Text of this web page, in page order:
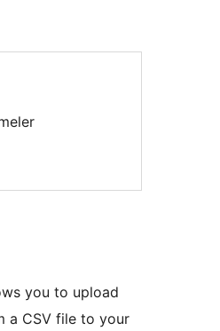
you to upload
a CSV file to your